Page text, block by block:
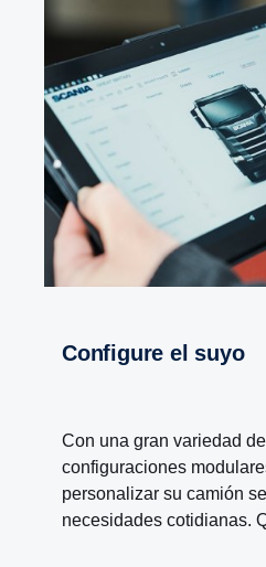
Configure el suyo
Con una gran variedad
configuraciones
personalizar su camión
necesidades cotidianas.